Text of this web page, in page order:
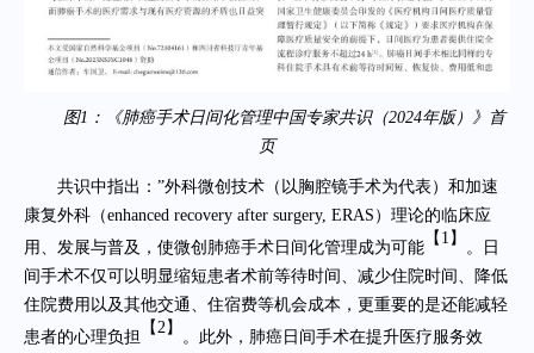
图1：《肺癌手术日间化管理中国专家共识（2024年版）》首
页
共识中指出：”外科微创技术（以胸腔镜手术为代表）和加速
康复外科（enhanced recovery after surgery, ERAS）理论的临床应
用、发展与普及，使微创肺癌手术日间化管理成为可能
【 1 】
。日
间手术不仅可以明显缩短患者术前等待时间、减少住院时间、降低
住院费用以及其他交通、住宿费等机会成本，更重要的是还能减轻
患者的心理负担
【 2 】
。此外，肺癌日间手术在提升医疗服务效